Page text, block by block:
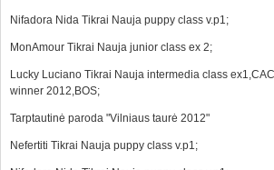
Nifadora Nida Tikrai Nauja puppy class v.p1;
MonAmour Tikrai Nauja junior class ex 2;
Lucky Luciano Tikrai Nauja intermedia class
winner 2012,BOS;
Tarptautinė paroda "Vilniaus taurė 2012"
Nefertiti Tikrai Nauja puppy class v.p1;